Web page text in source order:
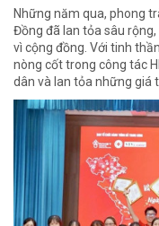
Những năm qua, phong
Đồng đã lan tỏa sâu
vì cộng đồng. Với tinh
nòng cốt trong công tác
dân và lan tỏa những giá